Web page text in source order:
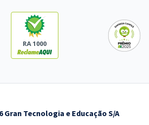
RA 1000
Gran Tecnologia e Educação S/A